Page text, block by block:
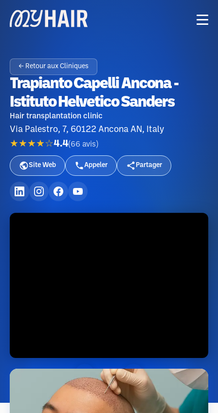
← Retour aux Cliniques
Trapianto Capelli Ancona -
Istituto Helvetico Sanders
Hair transplantation clinic
Via Palestro, 7, 60122 Ancona AN, Italy
★★★★☆4.4(66 avis )
Site Web Appeler Partager